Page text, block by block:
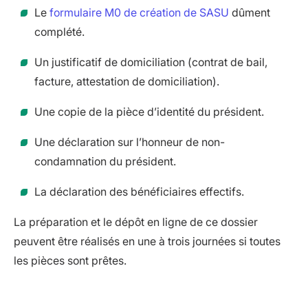
Le formulaire M0 de création de SASU dûment
complété.
Un justificatif de domiciliation (contrat de bail,
facture, attestation de domiciliation).
Une copie de la pièce d’identité du président.
Une déclaration sur l’honneur de non-
condamnation du président.
La déclaration des bénéficiaires effectifs.
La préparation et le dépôt en ligne de ce dossier
peuvent être réalisés en une à trois journées si toutes
les pièces sont prêtes.